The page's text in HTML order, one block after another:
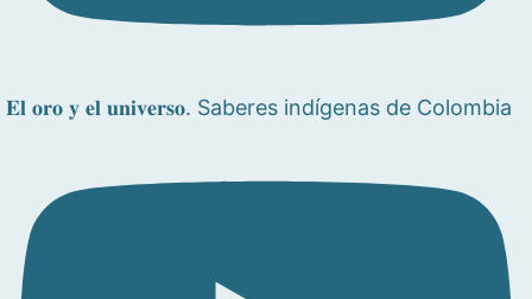
𝐄𝐥 𝐨𝐫𝐨 𝐲 𝐞𝐥 𝐮𝐧𝐢𝐯𝐞𝐫𝐬𝐨. Saberes indígenas de Colombia